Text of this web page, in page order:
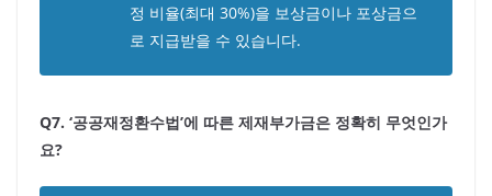
정 비율(최대 30%)을 보상금이나 포상금으
로 지급받을 수 있습니다.
Q7. ‘공공재정환수법’에 따른 제재부가금은 정확히 무엇인가
요?